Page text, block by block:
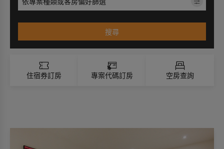
搜尋
住宿券訂房 專案代碼訂房 空房查詢